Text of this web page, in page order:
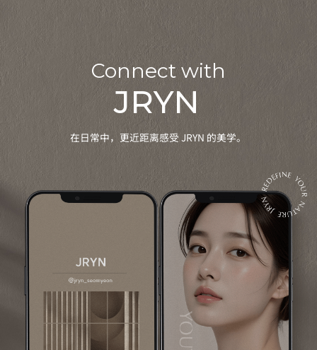
Connect with
JRYN
在日常中，更近距离感受 JRYN 的美学。